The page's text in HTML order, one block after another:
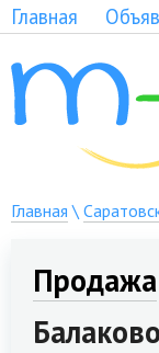
Главная
Главная \
Продажа